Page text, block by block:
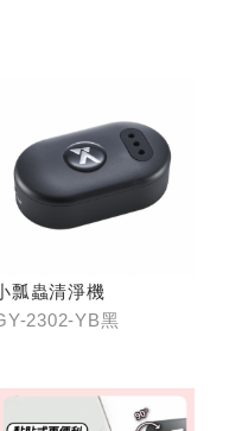
瓢蟲清淨機
2302-YB黑